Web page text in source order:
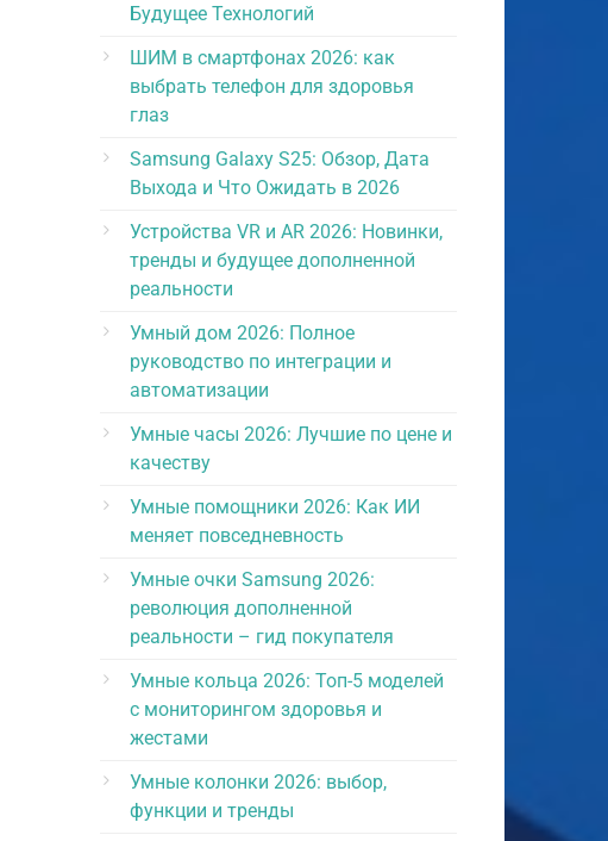
Будущее Технологий
ШИМ в смартфонах 2026: как
выбрать телефон для здоровья
глаз
Samsung Galaxy S25: Обзор, Дата
Выхода и Что Ожидать в 2026
Устройства VR и AR 2026: Новинки,
тренды и будущее дополненной
реальности
Умный дом 2026: Полное
руководство по интеграции и
автоматизации
Умные часы 2026: Лучшие по цене и
качеству
Умные помощники 2026: Как ИИ
меняет повседневность
Умные очки Samsung 2026:
революция дополненной
реальности – гид покупателя
Умные кольца 2026: Топ-5 моделей
с мониторингом здоровья и
жестами
Умные колонки 2026: выбор,
функции и тренды